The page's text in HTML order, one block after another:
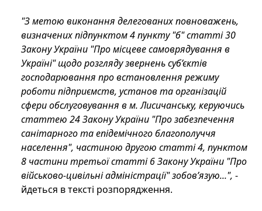
"З метою виконання делегованих повноважень,
визначених підпунктом 4 пункту "б" статті 30
Закону України "Про місцеве самоврядування в
Україні" щодо розгляду звернень суб’єктів
господарювання про встановлення режиму
роботи підприємств, установ та організацій
сфери обслуговування в м. Лисичанську, керуючись
статтею 24 Закону України "Про забезпечення
санітарного та епідемічного благополуччя
населення", частиною другою статті 4, пунктом
8 частини третьої статті 6 Закону України "Про
військово-цивільні адміністрації" зобов’язую...", -
йдеться в тексті розпорядження.